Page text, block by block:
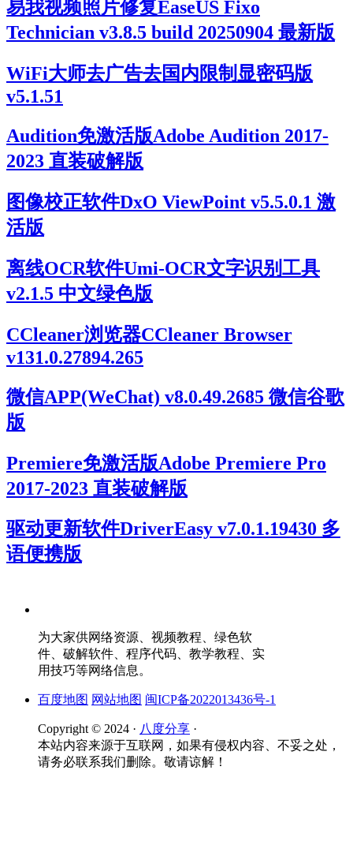
易我视频照片修复EaseUS Fixo
Technician v3.8.5 build 20250904 最新版
WiFi大师去广告去国内限制显密码版
v5.1.51
Audition免激活版Adobe Audition 2017-
2023 直装破解版
图像校正软件DxO ViewPoint v5.5.0.1 激
活版
离线OCR软件Umi-OCR文字识别工具
v2.1.5 中文绿色版
CCleaner浏览器CCleaner Browser
v131.0.27894.265
微信APP(WeChat) v8.0.49.2685 微信谷歌
版
Premiere免激活版Adobe Premiere Pro
2017-2023 直装破解版
驱动更新软件DriverEasy v7.0.1.19430 多
语便携版
为大家供网络资源、视频教程、绿色软
件、破解软件、程序代码、教学教程、实
用技巧等网络信息。
百度地图 网站地图 闽ICP备2022013436号-1
Copyright © 2024 · 八度分享 ·
本站内容来源于互联网，如果有侵权内容、不妥之处，
请务必联系我们删除。敬请谅解！